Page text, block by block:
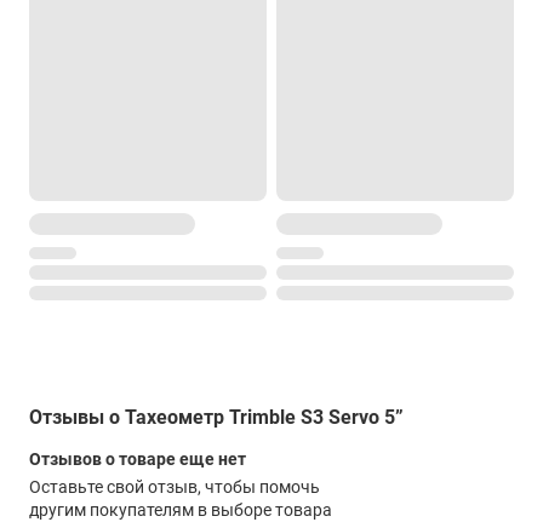
Память
128 Мб SDRAM, 128 Мб флэш
Клавиатура
Переменная (10 уровней)
Подсветка
дисплей
Отзывы о Тахеометр Trimble S3 Servo 5”
Отзывов о товаре еще нет
Оставьте свой отзыв, чтобы помочь
другим покупателям в выборе товара